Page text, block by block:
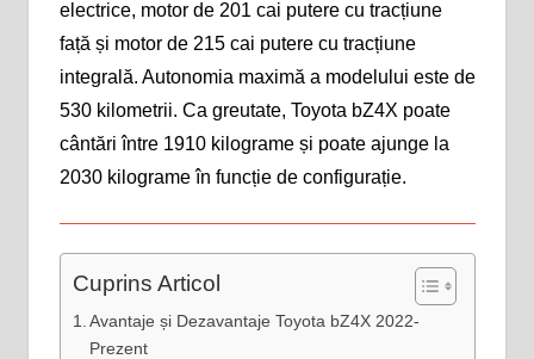
electrice, motor de 201 cai putere cu tracțiune
față și motor de 215 cai putere cu tracțiune
integrală. Autonomia maximă a modelului este de
530 kilometrii. Ca greutate, Toyota bZ4X poate
cântări între 1910 kilograme și poate ajunge la
2030 kilograme în funcție de configurație.
Cuprins Articol
Avantaje și Dezavantaje Toyota bZ4X 2022-
Prezent